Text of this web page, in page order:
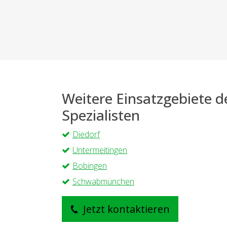
Weitere Einsatzgebiete
Spezialisten
Diedorf
Untermeitingen
Bobingen
Schwabmünchen
Jetzt kontaktieren